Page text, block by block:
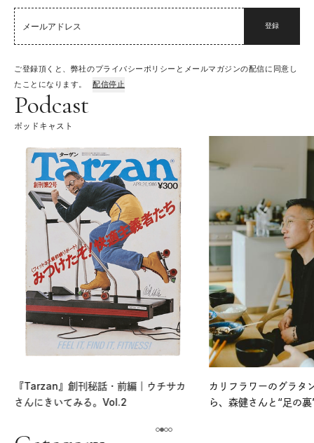
登録
ご登録頂くと、弊社のプライバシーポリシーとメールマガジンの配信に同意し
たことになります。
配信停止
Podcast
ポッドキャスト
『Tarzan』創刊秘話・前編｜ウチサカ
さんにきいてみる。Vol.2
カリフラワーのグラタ
ら、森健さんと“足の